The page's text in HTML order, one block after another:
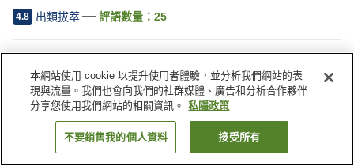
4.8 出類拔萃 評語數量： 25
Wi-Fi
全幢禁煙
自動販賣機
滑雪設備乾燥室
日本 長野縣 白馬村 南家旅館
找客房
本網站使用 cookie 以提升使用者體驗，並分析我們網站的表
現與流量。我們也會向我們的社群媒體、廣告和分析合作夥伴
分享您使用我們網站的相關資訊。
私隱政策
不要銷售我的個人資料 接受所有